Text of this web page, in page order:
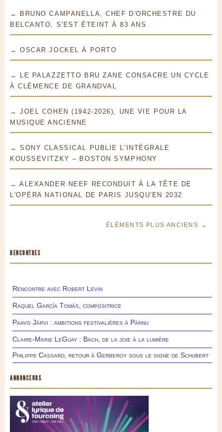
→ BRUNO CAMPANELLA, CHEF D'ORCHESTRE DU
BELCANTO, S'EST ÉTEINT À 83 ANS
→ OSCAR JOCKEL À PORTO
→ LE PALAZZETTO BRU ZANE CONSACRE UN CYCLE
À CLÉMENCE DE GRANDVAL
→ JOEL COHEN (1942-2026), UNE VIE POUR LA
MUSIQUE ANCIENNE
→ SONY CLASSICAL PUBLIE L'INTÉGRALE
KOUSSEVITZKY – BOSTON SYMPHONY
→ ALEXANDER NEEF RECONDUIT À LA TÊTE DE
L'OPÉRA NATIONAL DE PARIS JUSQU'EN 2032
ÉLÉMENTS PLUS ANCIENS →
RENCONTRES
Rencontre avec Robert Levin
Raquel García Tomás, compositrice
Paavo Järvi : ambitions festivalières à Pärnu
Claire-Marie LeGuay : Bach, de la joie à la lumière
Philippe Cassard, retour à Gerberoy sous le signe de Schubert
ANNONCEURS